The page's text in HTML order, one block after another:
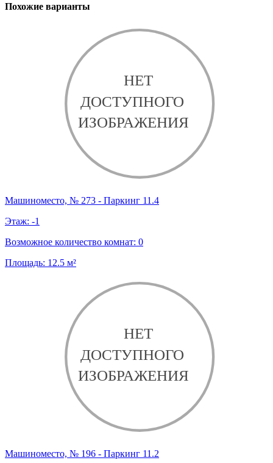
Похожие варианты
Машиноместо, № 273 - Паркинг 11.4
Этаж: -1
Возможное количество комнат: 0
Площадь: 12.5 м²
Машиноместо, № 196 - Паркинг 11.2